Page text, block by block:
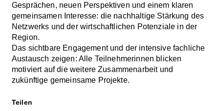
Gesprächen, neuen Perspektiven und einem klaren
gemeinsamen Interesse: die nachhaltige Stärkung des
Netzwerks und der wirtschaftlichen Potenziale in der
Region.
Das sichtbare Engagement und der intensive fachliche
Austausch zeigen: Alle Teilnehmerinnen blicken
motiviert auf die weitere Zusammenarbeit und
zukünftige gemeinsame Projekte.
Teilen